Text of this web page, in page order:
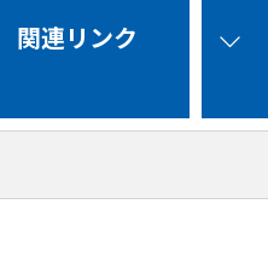
関連リンク